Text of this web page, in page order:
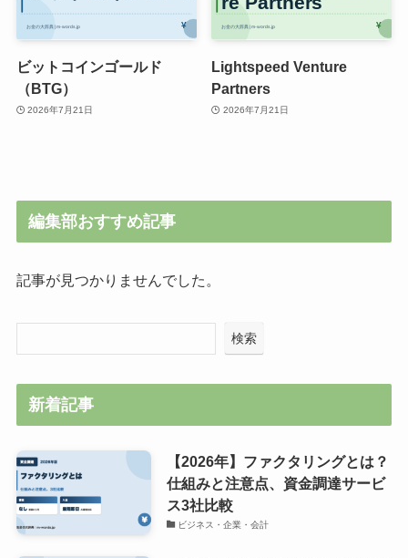
ビットコインゴールド
（BTG）
2026年7月21日
Lightspeed Venture
Partners
2026年7月21日
編集部おすすめ記事
記事が見つかりませんでした。
検索
新着記事
【2026年】ファクタリングとは？
仕組みと注意点、資金調達サービ
ス3社比較
ビジネス・企業・会計